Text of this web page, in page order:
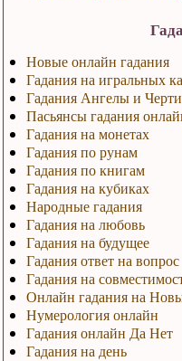
Новые онлайн гадания
Гадания на игральных
Гадания Ангелы и Черти
Пасьянсы гадания
Гадания на монетах
Гадания по рунам
Гадания по книгам
Гадания на кубиках
Народные гадания
Гадания на любовь
Гадания на будущее
Гадания ответ на вопрос
Гадания на
Онлайн гадания на
Нумерология онлайн
Гадания онлайн Да Нет
Гадания на день